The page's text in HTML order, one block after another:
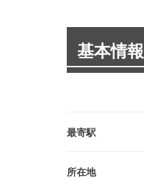
基本情報
最寄駅
所在地